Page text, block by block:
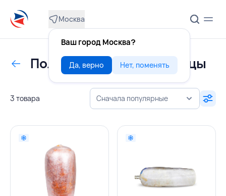
Москва
Ваш город Москва?
Да, верно Нет, поменять
Полуфабрикаты из курицы
3 товара Сначала популярные